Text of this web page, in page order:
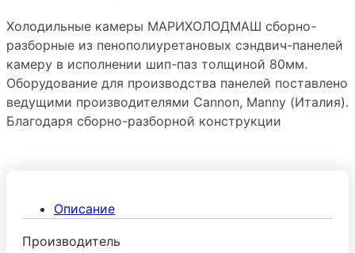
Холодильные камеры МАРИХОЛОДМАШ сборно-
разборные из пенополиуретановых сэндвич-панелей
камеру в исполнении шип-паз толщиной 80мм.
Оборудование для производства панелей поставлено
ведущими производителями Сannon, Manny (Италия).
Благодаря сборно-разборной конструкции
(Италия).Описание
Производитель